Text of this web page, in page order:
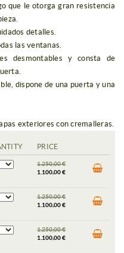
que le otorga gran resistencia
detalles.
las ventanas.
desmontables y consta de
dispone de una puerta y una
exteriores con cremalleras.
PRICE
1.250,00 €
1.100,00 €
1.250,00 €
1.100,00 €
1.250,00 €
1.100,00 €